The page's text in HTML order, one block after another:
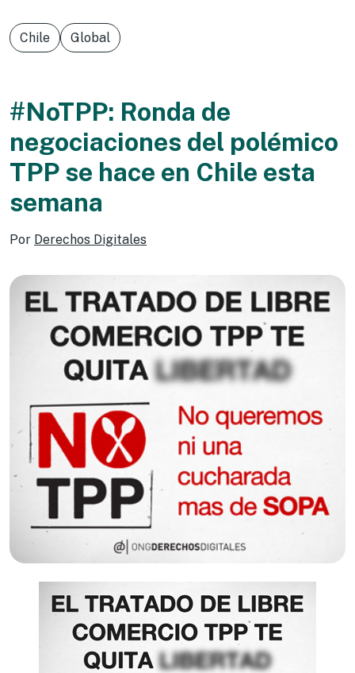
Chile Global
#NoTPP: Ronda de
negociaciones del polémico
TPP se hace en Chile esta
semana
Por Derechos Digitales